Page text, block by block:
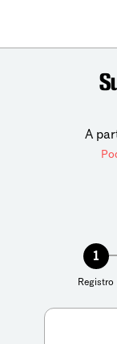
A
1
Registro